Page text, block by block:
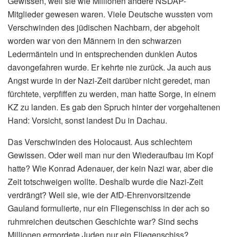
Mitglieder gewesen waren. Viele Deutsche wussten vom
Verschwinden des jüdischen Nachbarn, der abgeholt
worden war von den Männern in den schwarzen
Ledermänteln und in entsprechenden dunklen Autos
davongefahren wurde. Er kehrte nie zurück. Ja auch aus
Angst wurde in der Nazi-Zeit darüber nicht geredet, man
fürchtete, verpfiffen zu werden, man hatte Sorge, in einem
KZ zu landen. Es gab den Spruch hinter der vorgehaltenen
Hand: Vorsicht, sonst landest Du in Dachau.
Das Verschwinden des Holocaust. Aus schlechtem
Gewissen. Oder weil man nur den Wiederaufbau im Kopf
hatte? Wie Konrad Adenauer, der kein Nazi war, aber die
Zeit totschweigen wollte. Deshalb wurde die Nazi-Zeit
verdrängt? Weil sie, wie der AfD-Ehrenvorsitzende
Gauland formulierte, nur ein Fliegenschiss in der ach so
ruhmreichen deutschen Geschichte war? Sind sechs